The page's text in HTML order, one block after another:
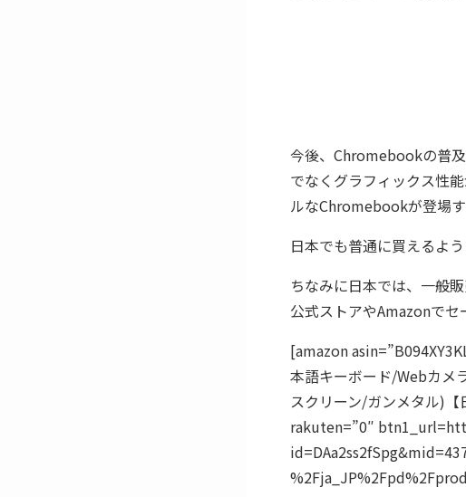
今後、Chromebookの普
でなくグラフィックス性
ルなChromebookが登場
日本でも普通に買えるよ
ちなみに日本では、一般
公式ストアやAmazonでセ
[amazon
本語キーボード/Webカメ
スクリーン/ガンメタル)
rakuten=”0″